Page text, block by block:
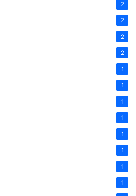
2
2
2
2
1
1
1
1
1
1
1
1